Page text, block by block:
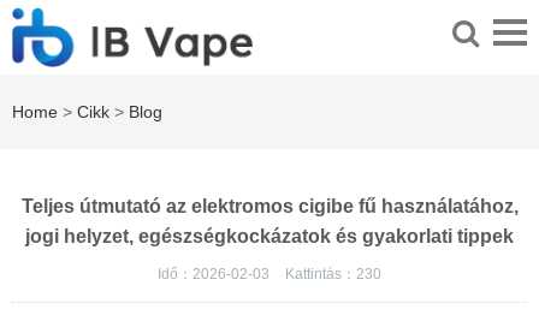
Home > Cikk > Blog
Teljes útmutató az elektromos cigibe fű használatához,
jogi helyzet, egészségkockázatok és gyakorlati tippek
Idő：2026-02-03 Kattintás： 230